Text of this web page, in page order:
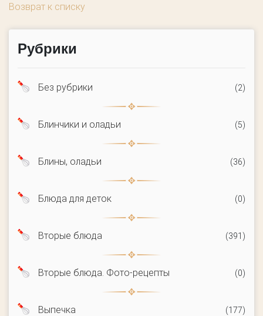
Возврат к списку
Рубрики
Без рубрики (2)
Блинчики и оладьи (5)
Блины, оладьи (36)
Блюда для деток (0)
Вторые блюда (391)
Вторые блюда. Фото-рецепты (0)
Выпечка (177)